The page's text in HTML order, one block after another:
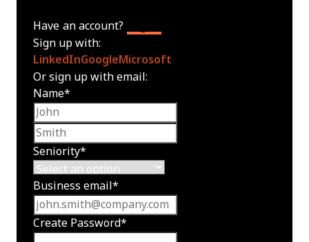
Have an account?
Sign up with:
LinkedInGoogle Microsoft
Or sign up with email:
Name*
Seniority*
Business email *
Create Password*